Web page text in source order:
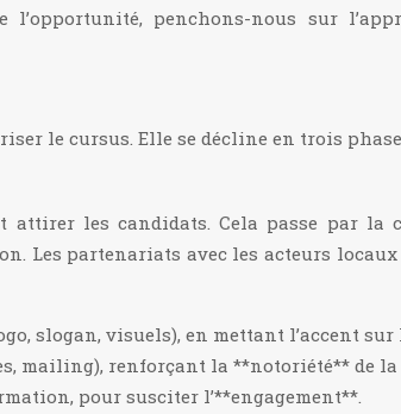
penchons-nous sur
le cursus. Elle se décline en trois
les candidats. Cela passe par la
Les partenariats avec les acteurs
slogan, visuels), en mettant l’accent sur
mailing), renforçant la **notoriété** de
pour susciter l’**engagement**.